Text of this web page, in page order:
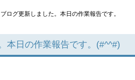
ブログ更新しました。本日の作業報告です。
本日の作業報告です。(#^^#)